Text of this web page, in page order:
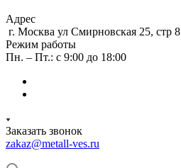
Адрес
г. Москва ул Смирновская 25, стр 8
Режим работы
Пн. – Пт.: с 9:00 до 18:00
Заказать звонок
zakaz@metall-ves.ru